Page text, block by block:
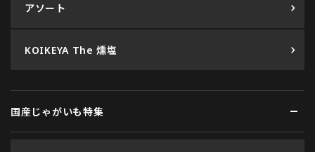
アソート
KOIKEYA The 燻塩
国産じゃがいも特集